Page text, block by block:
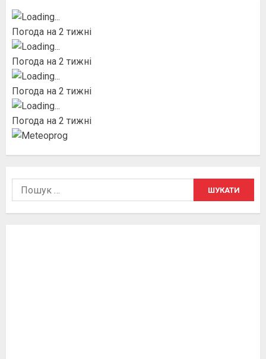
Погода на 2 тижні
Погода на 2 тижні
Погода на 2 тижні
Погода на 2 тижні
Пошук: